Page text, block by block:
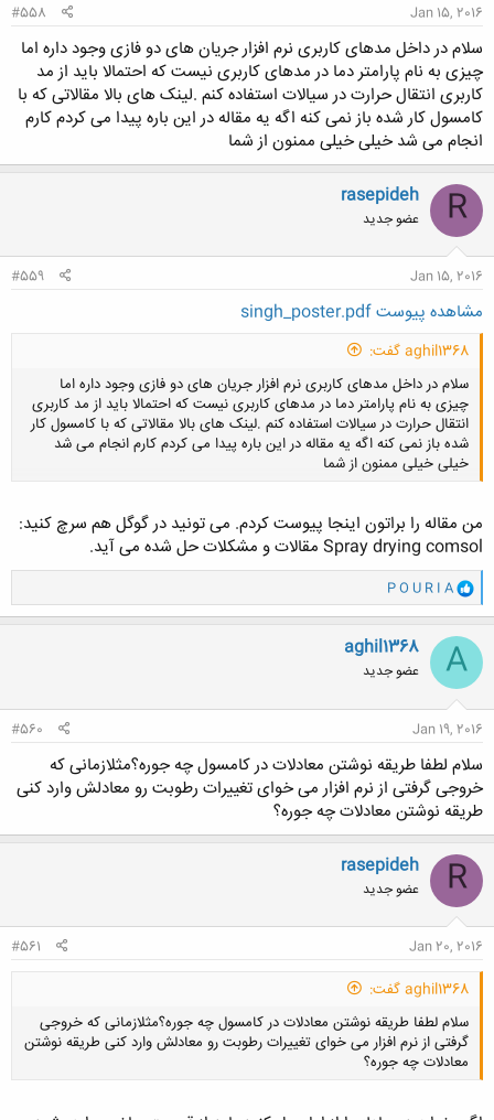
Jan 15, 2016
#558
سلام در داخل مدهای کاربری نرم افزار جریان های دو فازی وجود داره اما
چیزی به نام پارامتر دما در مدهای کاربری نیست که احتمالا باید از مد
کاربری انتقال حرارت در سیالات استفاده کنم .لینک های بالا مقالاتی که با
کامسول کار شده باز نمی کنه اگه یه مقاله در این باره پیدا می کردم کارم
انجام می شد خیلی خیلی ممنون از شما
R
rasepideh
عضو جدید
Jan 15, 2016
#559
مشاهده پیوست singh_poster.pdf
aghil1368 گفت:
سلام در داخل مدهای کاربری نرم افزار جریان های دو فازی وجود داره اما
چیزی به نام پارامتر دما در مدهای کاربری نیست که احتمالا باید از مد کاربری
انتقال حرارت در سیالات استفاده کنم .لینک های بالا مقالاتی که با کامسول کار
شده باز نمی کنه اگه یه مقاله در این باره پیدا می کردم کارم انجام می شد
خیلی خیلی ممنون از شما
کلیک کنید تا باز شود...
من مقاله را براتون اینجا پیوست کردم. می تونید در گوگل هم سرچ کنید:
Spray drying comsol مقالات و مشکلات حل شده می آید.
و
ا
ک
ن
ش
ه
ا
P O U R I A
A
aghil1368
عضو جدید
Jan 19, 2016
#560
سلام لطفا طریقه نوشتن معادلات در کامسول چه جوره؟مثلازمانی که
خروجی گرفتی از نرم افزار می خوای تغییرات رطوبت رو معادلش وارد کنی
طریقه نوشتن معادلات چه جوره؟
R
rasepideh
عضو جدید
Jan 20, 2016
#561
aghil1368 گفت:
سلام لطفا طریقه نوشتن معادلات در کامسول چه جوره؟مثلازمانی که خروجی
گرفتی از نرم افزار می خوای تغییرات رطوبت رو معادلش وارد کنی طریقه نوشتن
معادلات چه جوره؟